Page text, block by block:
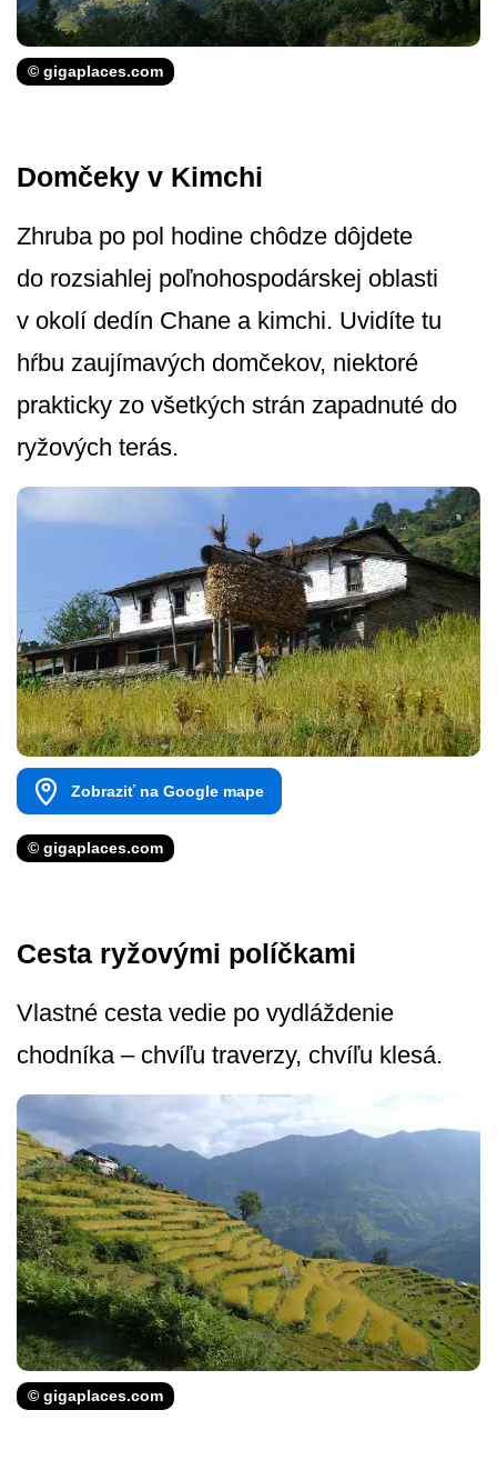
© gigaplaces.com
Domčeky v Kimchi
Zhruba po pol hodine chôdze dôjdete
do rozsiahlej poľnohospodárskej oblasti
v okolí dedín Chane a kimchi. Uvidíte tu
hŕbu zaujímavých domčekov, niektoré
prakticky zo všetkých strán zapadnuté do
ryžových terás.
Zobraziť na Google mape
© gigaplaces.com
Cesta ryžovými políčkami
Vlastné cesta vedie po vydláždenie
chodníka – chvíľu traverzy, chvíľu klesá.
© gigaplaces.com